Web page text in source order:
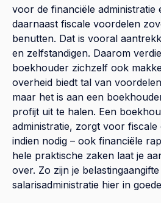
voor de financiële administratie
daarnaast fiscale voordelen
benutten. Dat is vooral
en zelfstandigen. Daarom
boekhouder zichzelf ook
overheid biedt tal van
maar het is aan een
profijt uit te halen. Een
administratie, zorgt voor fiscale
indien nodig – ook financiële
hele praktische zaken laat je
over. Zo zijn je
salarisadministratie hier in